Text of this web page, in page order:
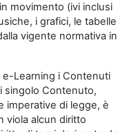
movimento (ivi inclusi
i grafici, le tabelle
vigente normativa in
Learning i Contenuti
singolo Contenuto,
imperative di legge, è
viola alcun diritto